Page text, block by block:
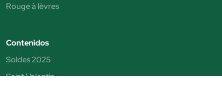
Rouge à lèvres
Contenidos
Soldes 2025
Saint Valentin